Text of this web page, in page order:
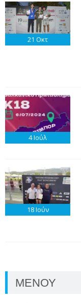
21 Οκτ
4Ιούλ
18Ιούν
ΜΕΝΟΥ